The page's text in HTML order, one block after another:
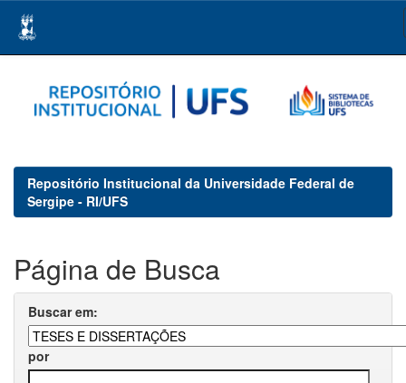
navigation
Repositório Institucional da Universidade Federal de
Sergipe - RI/UFS
Página de Busca
Buscar em:
por